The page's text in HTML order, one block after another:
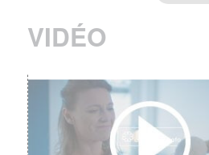
RESPONSABILITE ELARGIE
La loi AGEC impose depuis le 1
2022, l'apposition d'une
signalétique TRIMAN et d'une
produits tels que les textiles
VIDÉO